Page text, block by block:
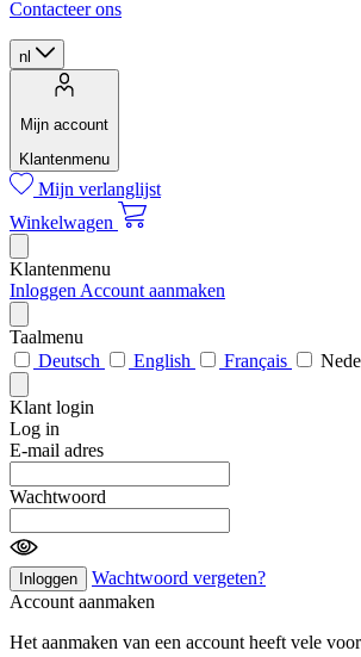
Contacteer ons
nl
Mijn account
Klantenmenu
Mijn verlanglijst
Winkelwagen
Klantenmenu
Inloggen Account aanmaken
Taalmenu
Deutsch
English Français
Klant login
Log in
E-mail adres
Wachtwoord
Inloggen
Wachtwoord vergeten?
Account aanmaken
Het aanmaken van een account heeft vele